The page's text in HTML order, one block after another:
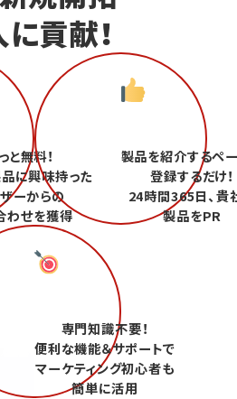
貢献！
と無料！
に興味持った
ーからの
わせを獲得
製品を紹介するペ
登録するだけ！
24時間365日、貴
製品をPR
専門知識不要！
便利な機能＆サポートで
マーケティング初心者も
簡単に活用